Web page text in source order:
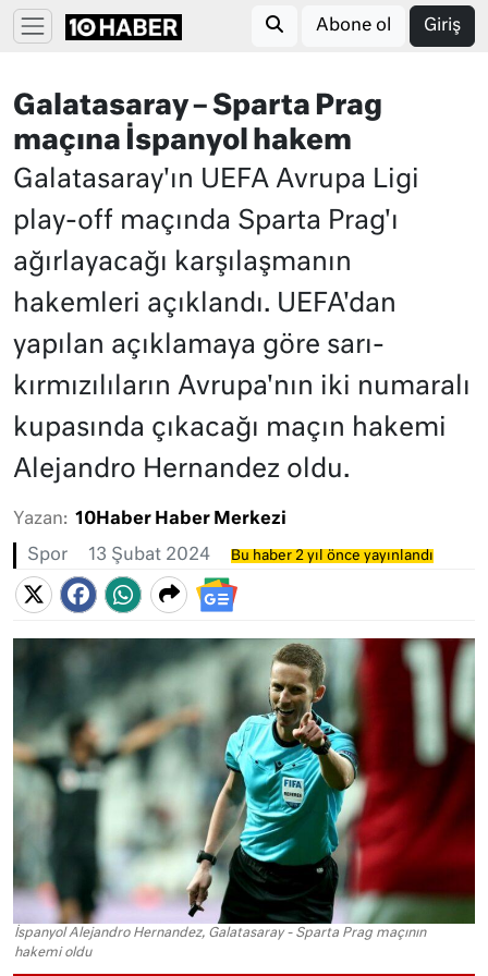
Abone ol Giriş
Galatasaray – Sparta Prag
maçına İspanyol hakem
Galatasaray'ın UEFA Avrupa Ligi
play-off maçında Sparta Prag'ı
ağırlayacağı karşılaşmanın
hakemleri açıklandı. UEFA'dan
yapılan açıklamaya göre sarı-
kırmızılıların Avrupa'nın iki numaralı
kupasında çıkacağı maçın hakemi
Alejandro Hernandez oldu.
Yazan: 10Haber Haber Merkezi
Spor 13 Şubat 2024 Bu haber 2 yıl önce yayınlandı
İspanyol Alejandro Hernandez, Galatasaray - Sparta Prag maçının
hakemi oldu